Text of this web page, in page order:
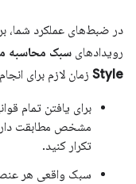
در ضبط‌های عملکرد شما،
رویدادهای سبک محاسبه
Style زمان لازم برای
تکرار کنید.